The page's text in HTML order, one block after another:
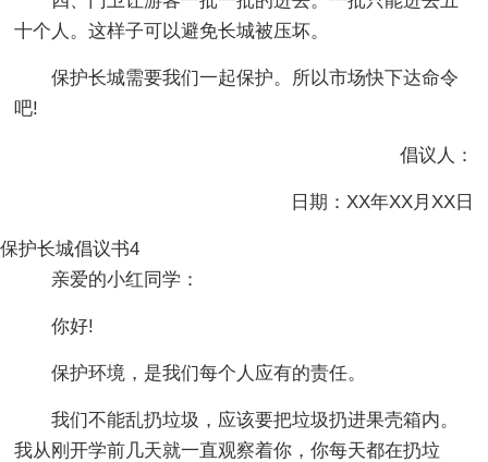
十个人。这样子可以避免长城被压坏。
保护长城需要我们一起保护。所以市场快下达命令
吧!
倡议人：
日期：XX年XX月XX日
保护长城倡议书4
亲爱的小红同学：
你好!
保护环境，是我们每个人应有的责任。
我们不能乱扔垃圾，应该要把垃圾扔进果壳箱内。
我从刚开学前几天就一直观察着你，你每天都在扔垃